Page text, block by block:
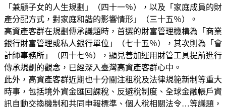
「兼顧子女的人生規劃」（四十一％），以及「家庭成員的財
產分配方式，對家庭和諧的影響情形」（三十五％）。
高資產客群在規劃傳承議題時，首選的財富管理機構為「商業
銀行財富管理或私人銀行單位」（七十五％），其次則為「會
計師事務所」（四十七％），顯見善加運用財管工具提前進行
傳承規劃的觀念，已經深入臺灣高資產客群心中。
此外，高資產客群近期也十分關注租稅及法律規範新制等重大
時事，包括境外資金匯回課稅、反避稅制度、全球金融帳戶資
訊自動交換機制和共同申報標準、個人稅相關法令…等議題，